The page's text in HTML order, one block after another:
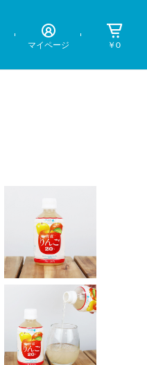
マイページ ￥0